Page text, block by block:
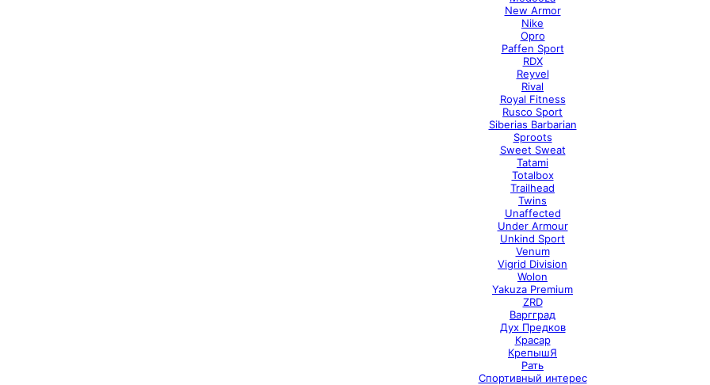
New Armor
Nike
Opro
Paffen Sport
RDX
Reyvel
Rival
Royal Fitness
Rusco Sport
Siberias Barbarian
Sproots
Sweet Sweat
Tatami
Totalbox
Trailhead
Twins
Unaffected
Under Armour
Unkind Sport
Venum
Vigrid Division
Wolon
Yakuza Premium
ZRD
Варгград
Дух Предков
Красар
КрепышЯ
Рать
Спортивный интерес